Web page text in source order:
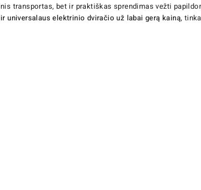
transportas, bet ir praktiškas sprendimas vežti
universalaus elektrinio dviračio už labai gerą kainą,